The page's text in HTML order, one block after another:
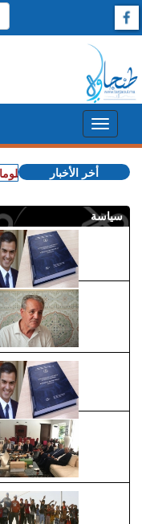
+ مصدر
أخر الأخبار
سياسة